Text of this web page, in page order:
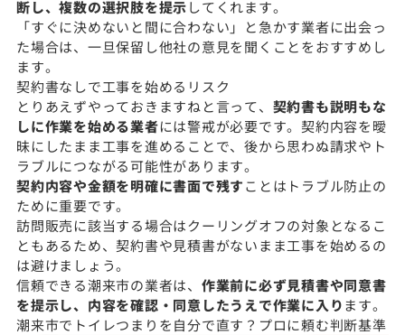
断し、複数の選択肢を提示してくれます。
「すぐに決めないと間に合わない」と急かす業者に出会っ
た場合は、一旦保留し他社の意見を聞くことをおすすめし
ます。
契約書なしで工事を始めるリスク
とりあえずやっておきますねと言って、 契約書も説明もな
しに作業を始める業者には警戒が必要です。契約内容を曖
昧にしたまま工事を進めることで、後から思わぬ請求やト
ラブルにつながる可能性があります。
契約内容や金額を明確に書面で残すことはトラブル防止の
ために重要です。
訪問販売に該当する場合はクーリングオフの対象となるこ
ともあるため、契約書や見積書がないまま工事を始めるの
は避けましょう。
信頼できる潮来市の業者は、 作業前に必ず見積書や同意書
を提示し、内容を確認・同意したうえで作業に入ります。
潮来市でトイレつまりを自分で直す？プロに頼む判断基準